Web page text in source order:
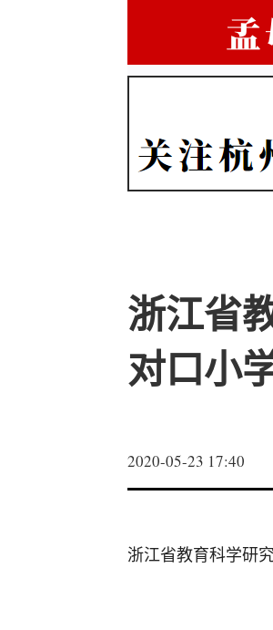
浙江省
对口小
2020-05-23 17:40
浙江省教育科学研